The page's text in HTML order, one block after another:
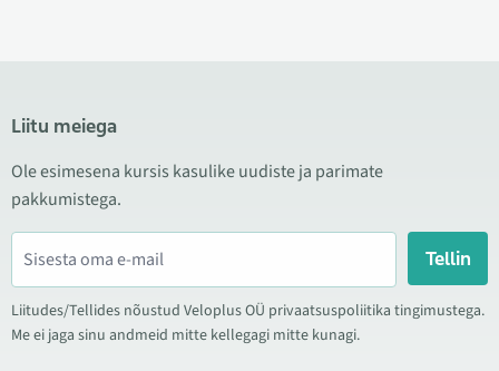
Liitu meiega
Ole esimesena kursis kasulike uudiste ja parimate
pakkumistega.
Tellin
Liitudes/Tellides nõustud Veloplus OÜ privaatsuspoliitika tingimustega.
Me ei jaga sinu andmeid mitte kellegagi mitte kunagi.